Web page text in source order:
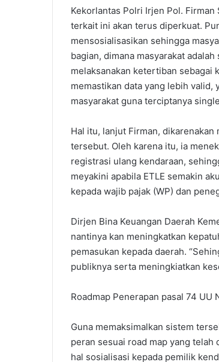
Kekorlantas Polri Irjen Pol.
terkait ini akan terus diperkuat.
mensosialisasikan sehingga
bagian, dimana masyarakat
melaksanakan ketertiban sebagai
memastikan data yang lebih
masyarakat guna terciptanya
Hal itu, lanjut Firman, dikarenakan
tersebut. Oleh karena itu, ia
registrasi ulang kendaraan,
meyakini apabila ETLE semakin
kepada wajib pajak (WP) dan
Dirjen Bina Keuangan Daerah
nantinya kan meningkatkan
pemasukan kepada daerah.
publiknya serta meningkiatkan
Roadmap Penerapan pasal 74 UU
Guna memaksimalkan sistem
peran sesuai road map yang telah
hal sosialisasi kepada pemilik